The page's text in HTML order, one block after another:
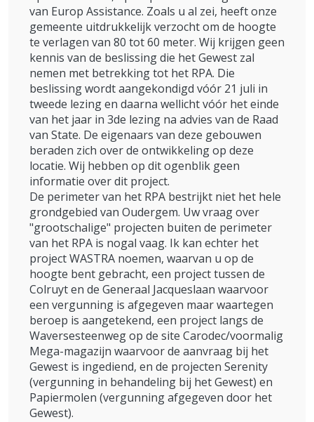
van Europ Assistance. Zoals u al zei, heeft onze
gemeente uitdrukkelijk verzocht om de hoogte
te verlagen van 80 tot 60 meter. Wij krijgen geen
kennis van de beslissing die het Gewest zal
nemen met betrekking tot het RPA. Die
beslissing wordt aangekondigd vóór 21 juli in
tweede lezing en daarna wellicht vóór het einde
van het jaar in 3de lezing na advies van de Raad
van State. De eigenaars van deze gebouwen
beraden zich over de ontwikkeling op deze
locatie. Wij hebben op dit ogenblik geen
informatie over dit project.
De perimeter van het RPA bestrijkt niet het hele
grondgebied van Oudergem. Uw vraag over
"grootschalige" projecten buiten de perimeter
van het RPA is nogal vaag. Ik kan echter het
project WASTRA noemen, waarvan u op de
hoogte bent gebracht, een project tussen de
Colruyt en de Generaal Jacqueslaan waarvoor
een vergunning is afgegeven maar waartegen
beroep is aangetekend, een project langs de
Waversesteenweg op de site Carodec/voormalig
Mega-magazijn waarvoor de aanvraag bij het
Gewest is ingediend, en de projecten Serenity
(vergunning in behandeling bij het Gewest) en
Papiermolen (vergunning afgegeven door het
Gewest).